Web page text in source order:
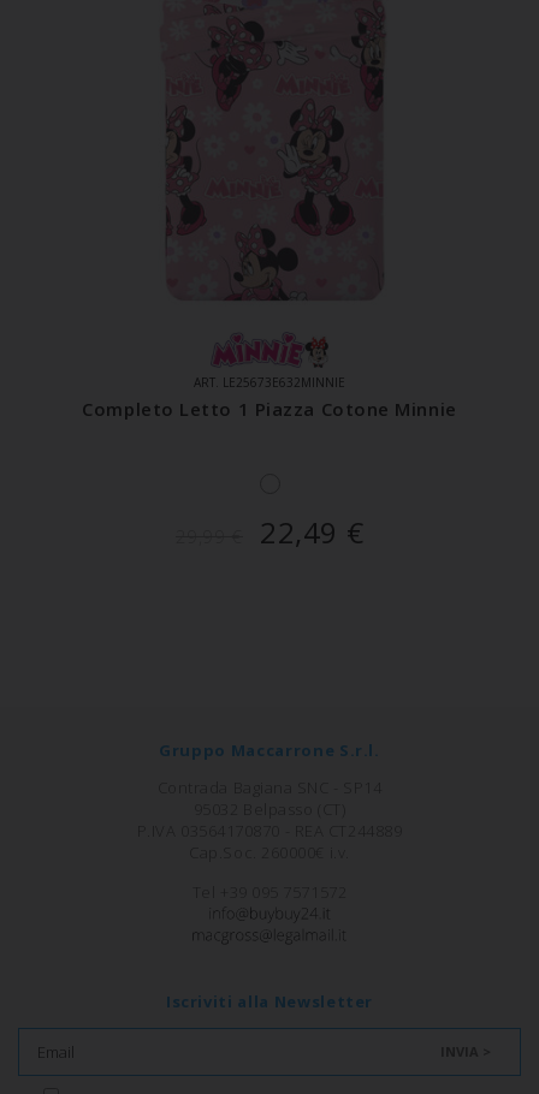
ART. LE25673E632MINNIE
Completo Letto 1 Piazza Cotone Minnie
22,49 €
Gruppo Maccarrone S.r.l.
Iscriviti alla Newsletter